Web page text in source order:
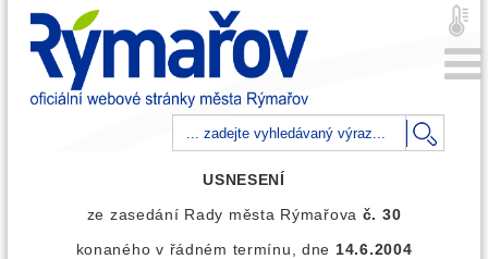
USNESENÍ
ze zasedání Rady města Rýmařova č. 30
konaného v řádném termínu, dne 14.6.2004